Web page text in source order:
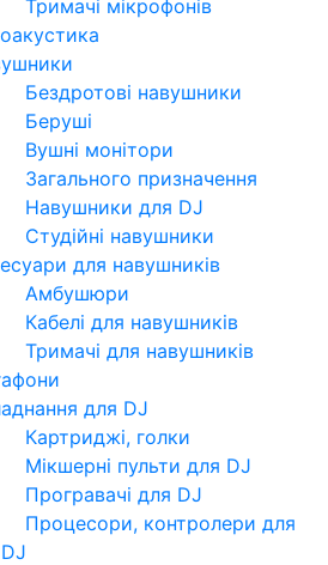
Тримачі мікрофонів
Бездротові навушники
Беруші
Вушні монітори
Загального призначення
Навушники для DJ
Студійні навушники
для навушників
Амбушюри
Кабелі для навушників
Тримачі для навушників
для DJ
Картриджі, голки
Мікшерні пульти для DJ
Програвачі для DJ
Процесори, контролери для
DJ